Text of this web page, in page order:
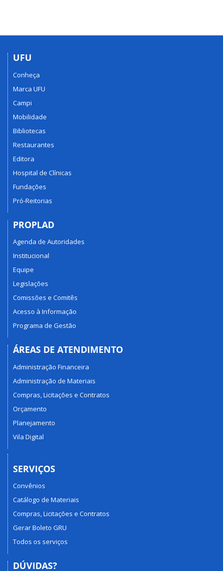
UFU
Conheça
Marca UFU
Campi
Mobilidade
Bibliotecas
Restaurantes
Editora
Hospital de Clínicas
Fundações
Pró-Reitorias
PROPLAD
Agenda de Autoridades
Institucional
Equipe
Legislações
Comissões e Comitês
Acesso à Informação
Programa de Gestão
ÁREAS DE ATENDIMENTO
Administração Financeira
Administração de Materiais
Compras, Licitações e Contratos
Orçamento
Planejamento
Vila Digital
SERVIÇOS
Convênios
Catálogo de Materiais
Compras, Licitações e Contratos
Gerar Boleto GRU
Todos os serviços
DÚVIDAS?